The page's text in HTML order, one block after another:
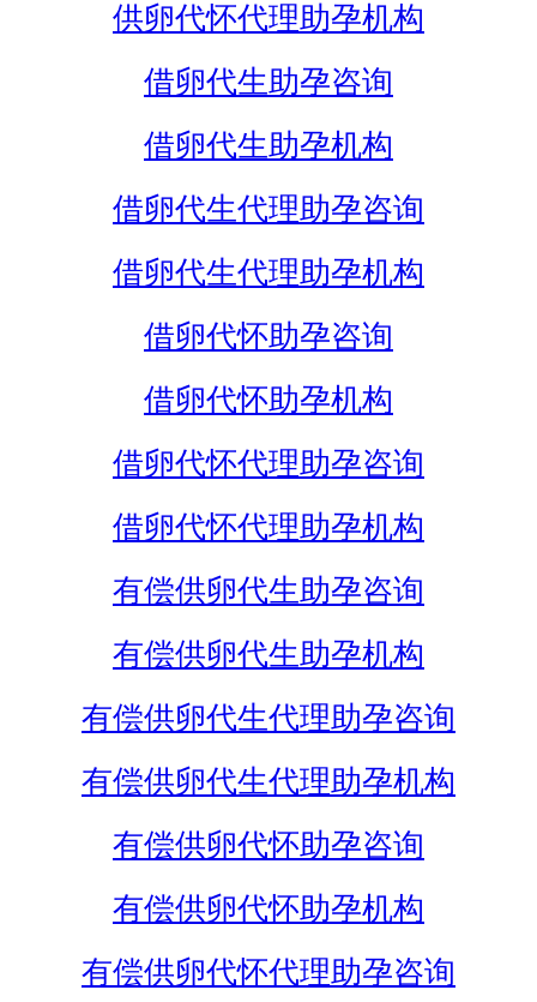
供卵代怀代理助孕机构
借卵代生助孕咨询
借卵代生助孕机构
借卵代生代理助孕咨询
借卵代生代理助孕机构
借卵代怀助孕咨询
借卵代怀助孕机构
借卵代怀代理助孕咨询
借卵代怀代理助孕机构
有偿供卵代生助孕咨询
有偿供卵代生助孕机构
有偿供卵代生代理助孕咨询
有偿供卵代生代理助孕机构
有偿供卵代怀助孕咨询
有偿供卵代怀助孕机构
有偿供卵代怀代理助孕咨询